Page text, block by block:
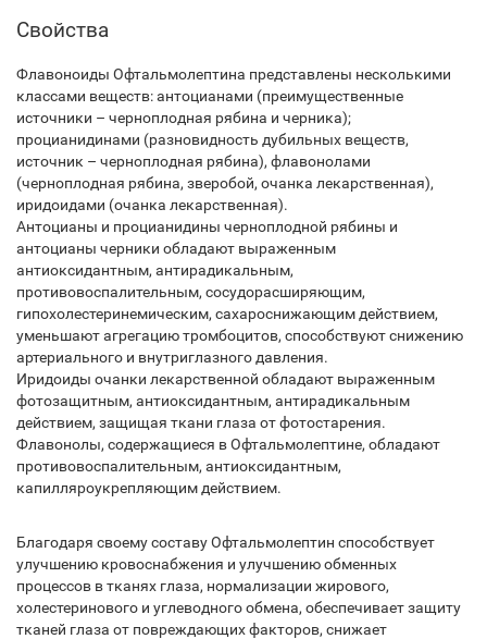
Свойства
Флавоноиды Офтальмолептина представлены несколькими
классами веществ: антоцианами (преимущественные
источники – черноплодная рябина и черника);
процианидинами (разновидность дубильных веществ,
источник – черноплодная рябина), флавонолами
(черноплодная рябина, зверобой, очанка лекарственная),
иридоидами (очанка лекарственная).
Антоцианы и процианидины черноплодной рябины и
антоцианы черники обладают выраженным
антиоксидантным, антирадикальным,
противовоспалительным, сосудорасширяющим,
гипохолестеринемическим, сахароснижающим действием,
уменьшают агрегацию тромбоцитов, способствуют снижению
артериального и внутриглазного давления.
Иридоиды очанки лекарственной обладают выраженным
фотозащитным, антиоксидантным, антирадикальным
действием, защищая ткани глаза от фотостарения.
Флавонолы, содержащиеся в Офтальмолептине, обладают
противовоспалительным, антиоксидантным,
капилляроукрепляющим действием.
Благодаря своему составу Офтальмолептин способствует
улучшению кровоснабжения и улучшению обменных
процессов в тканях глаза, нормализации жирового,
холестеринового и углеводного обмена, обеспечивает защиту
тканей глаза от повреждающих факторов, снижает